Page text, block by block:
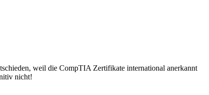
weil die CompTIA Zertifikate international anerkannt
nicht!